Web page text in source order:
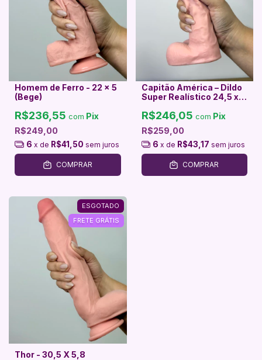
Homem de Ferro - 22 x 5
(Bege)
R$249,00
R$236,55 com Pix
6 x de R$41,50 sem juros
COMPRAR
Capitão América – Dildo
Super Realístico 24,5 x
R$259,00
R$246,05 com Pix
6 x de R$43,17 sem juros
COMPRAR
ESGOTADO
FRETE GRÁTIS
Thor - 30,5 X 5,8